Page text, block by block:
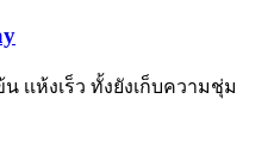
เเห้งเร็ว ทั้งยังเก็บความชุ่ม